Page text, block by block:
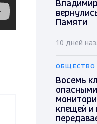
Памяти
10 дней
ОБЩЕСТВО
Восемь
клещей и